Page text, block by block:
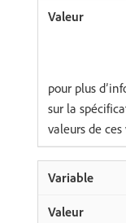
pour plus
sur la
valeurs de ces